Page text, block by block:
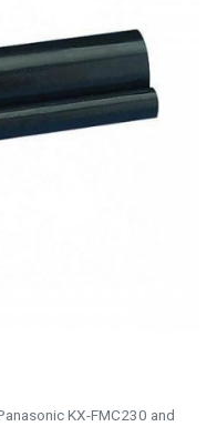
KX-FMC230 and